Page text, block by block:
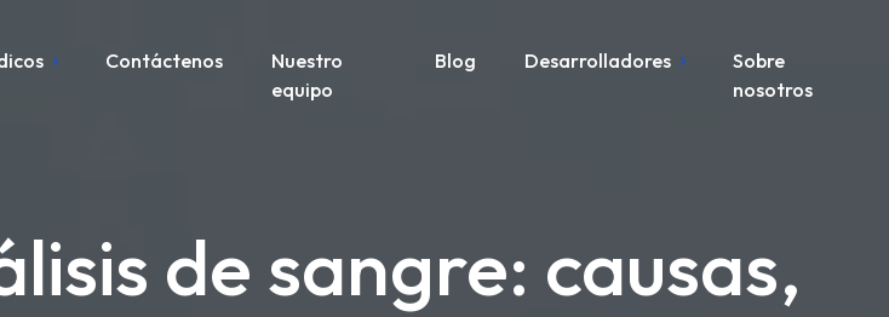
Contáctenos
Nuestro
equipo
Blog Desarrolladores
Sobre
nosotros
de sangre: causas,